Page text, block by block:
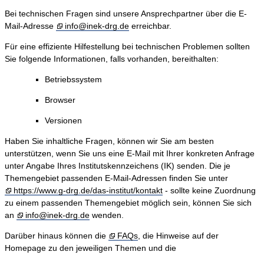
Bei technischen Fragen sind unsere Ansprechpartner über die E-
Mail-Adresse
info@inek-drg.de erreichbar.
Für eine effiziente Hilfestellung bei technischen Problemen sollten
Sie folgende Informationen, falls vorhanden, bereithalten:
Betriebssystem
Browser
Versionen
Haben Sie inhaltliche Fragen, können wir Sie am besten
unterstützen, wenn Sie uns eine E-Mail mit Ihrer konkreten Anfrage
unter Angabe Ihres Institutskennzeichens (IK) senden. Die je
Themengebiet passenden E-Mail-Adressen finden Sie unter
https://www.g-drg.de/das-institut/kontakt - sollte keine Zuordnung
zu einem passenden Themengebiet möglich sein, können Sie sich
an
info@inek-drg.de wenden.
Darüber hinaus können die FAQs, die Hinweise auf der
Homepage zu den jeweiligen Themen und die